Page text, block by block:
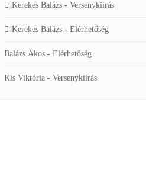
Kerekes Balázs - Versenykiírás
Kerekes Balázs - Elérhetőség
Balázs Ákos - Elérhetőség
Kis Viktória - Versenykiírás